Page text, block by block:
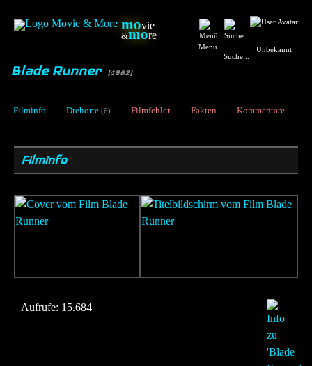
movie
&more
Menü...
Suche...
Unbekannt
Blade Runner [1982]
Filminfo Drehorte (6) Filmfehler Fakten Kommentare
Filminfo
Aufrufe: 15.684